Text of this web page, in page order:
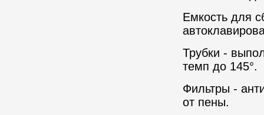
Емкость для
Трубки -
темп до 145°.
Фильтры -
от пены.